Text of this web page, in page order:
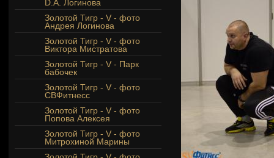
D.A. Логинова
Золотой Тигр - V - фото
Андрея Логинова
Золотой Тигр - V - фото
Виктора Мистратова
Золотой Тигр - V - Парк
бабочек
Золотой Тигр - V - фото
СВФитнесс
Золотой Тигр - V - фото
Попова Алексея
Золотой Тигр - V - фото
Митрохиной Марины